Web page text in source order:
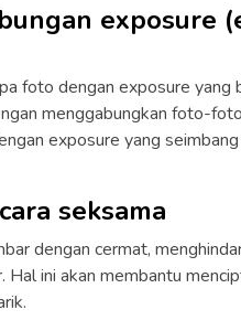
exposure
foto dengan exposure yang
menggabungkan foto-
exposure yang
seksama
dengan cermat,
ini akan membantu